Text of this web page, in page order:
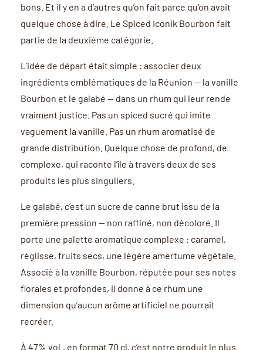
bons. Et il y en a d’autres qu’on fait parce qu’on avait
quelque chose à dire. Le Spiced Iconik Bourbon fait
partie de la deuxième catégorie.
L’idée de départ était simple : associer deux
ingrédients emblématiques de la Réunion — la vanille
Bourbon et le galabé — dans un rhum qui leur rende
vraiment justice. Pas un spiced sucré qui imite
vaguement la vanille. Pas un rhum aromatisé de
grande distribution. Quelque chose de profond, de
complexe, qui raconte l’île à travers deux de ses
produits les plus singuliers.
Le galabé, c’est un sucre de canne brut issu de la
première pression — non raffiné, non décoloré. Il
porte une palette aromatique complexe : caramel,
réglisse, fruits secs, une légère amertume végétale.
Associé à la vanille Bourbon, réputée pour ses notes
florales et profondes, il donne à ce rhum une
dimension qu’aucun arôme artificiel ne pourrait
recréer.
À 47% vol., en format 70 cl, c’est notre produit le plus